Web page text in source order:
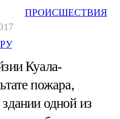
ПРОИСШЕСТВИЯ
Куала-
пожара,
одной из